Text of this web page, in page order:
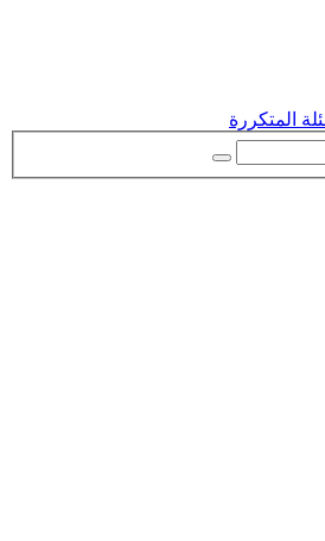
المتكررة